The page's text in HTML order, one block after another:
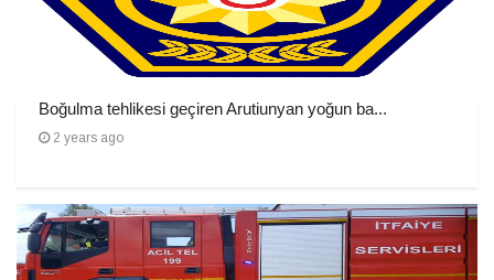
Boğulma tehlikesi geçiren Arutiunyan yoğun ba...
2 years ago